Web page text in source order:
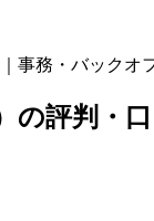
事務・バック
の評判・